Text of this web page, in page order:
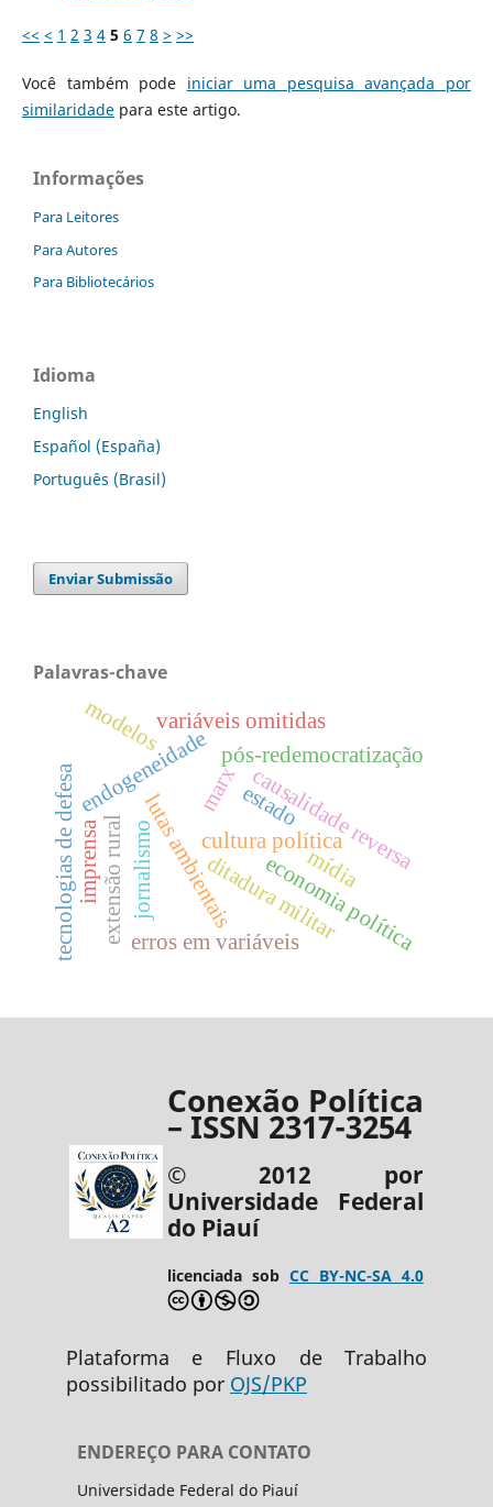
<< < 1 2 3 4 5 6 7 8 > >>
Você também pode iniciar uma pesquisa avançada por
similaridadepara este artigo.
Informações
Para Leitores
Para Autores
Para Bibliotecários
Idioma
English
Español (España)
Português (Brasil)
Enviar Submissão
Palavras-chave
ditadura militar
lutas ambientaiscultura política
endogeneidade causalidade reversa
erros em variáveis
variáveis omitidas
economia política
tecnologias de defesa
pós-redemocratização
marxestado
extensão ruraljornalismo
imprensa mídia
modelos
Conexão Política
– ISSN 2317-3254
© 2012 por
Universidade Federal
do Piauí
licenciada sob CC BY-NC-SA 4.0
Plataforma e Fluxo de Trabalho
possibilitado por OJS/PKP
ENDEREÇO PARA CONTATO
Universidade Federal do Piauí